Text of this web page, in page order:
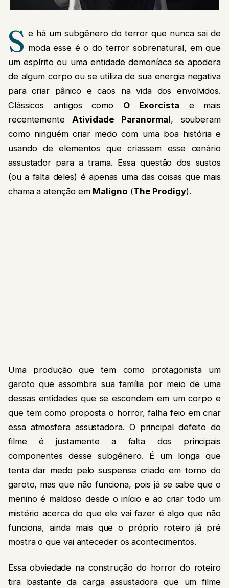
S e há um subgênero do terror que nunca sai de
moda esse é o do terror sobrenatural, em que
um espírito ou uma entidade demoníaca se apodera
de algum corpo ou se utiliza de sua energia negativa
para criar pânico e caos na vida dos envolvidos.
Clássicos antigos como O Exorcista e mais
recentementeAtividade Paranormal, souberam
como ninguém criar medo com uma boa história e
usando de elementos que criassem esse cenário
assustador para a trama. Essa questão dos sustos
(ou a falta deles) é apenas uma das coisas que mais
chama a atenção em Maligno (The Prodigy).
Uma produção que tem como protagonista um
garoto que assombra sua família por meio de uma
dessas entidades que se escondem em um corpo e
que tem como proposta o horror, falha feio em criar
essa atmosfera assustadora. O principal defeito do
filme é justamente a falta dos principais
componentes desse subgênero. É um longa que
tenta dar medo pelo suspense criado em torno do
garoto, mas que não funciona, pois já se sabe que o
menino é maldoso desde o início e ao criar todo um
mistério acerca do que ele vai fazer é algo que não
funciona, ainda mais que o próprio roteiro já pré
mostra o que vai anteceder os acontecimentos.
Essa obviedade na construção do horror do roteiro
tira bastante da carga assustadora que um filme